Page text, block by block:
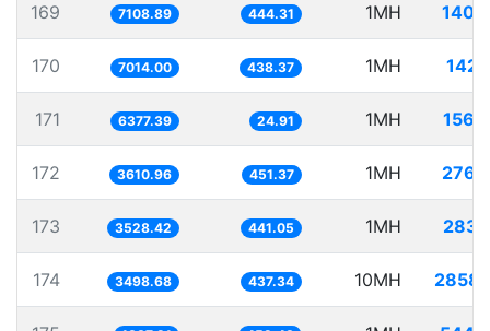
169 7108.89 444.31 1MH
170 7014.00 438.37 1MH
171 6377.39 24.91 1MH
172 3610.96 451.37 1MH
173 3528.42 441.05 1MH
174 3498.68 437.34 10MH